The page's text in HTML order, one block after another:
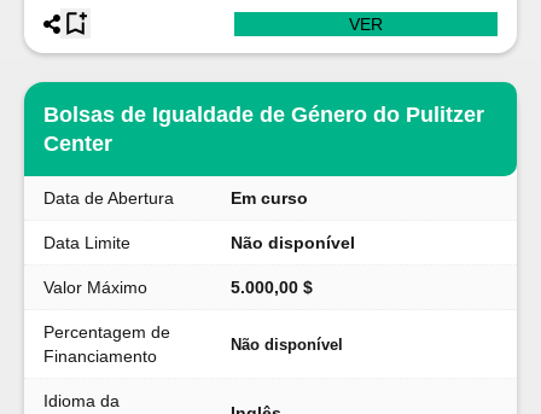
VER
Bolsas de Igualdade de Género do Pulitzer
Center
Data de Abertura Em curso
Data Limite Não disponível
Valor Máximo 5.000,00 $
Percentagem de
Financiamento
Não disponível
Idioma da